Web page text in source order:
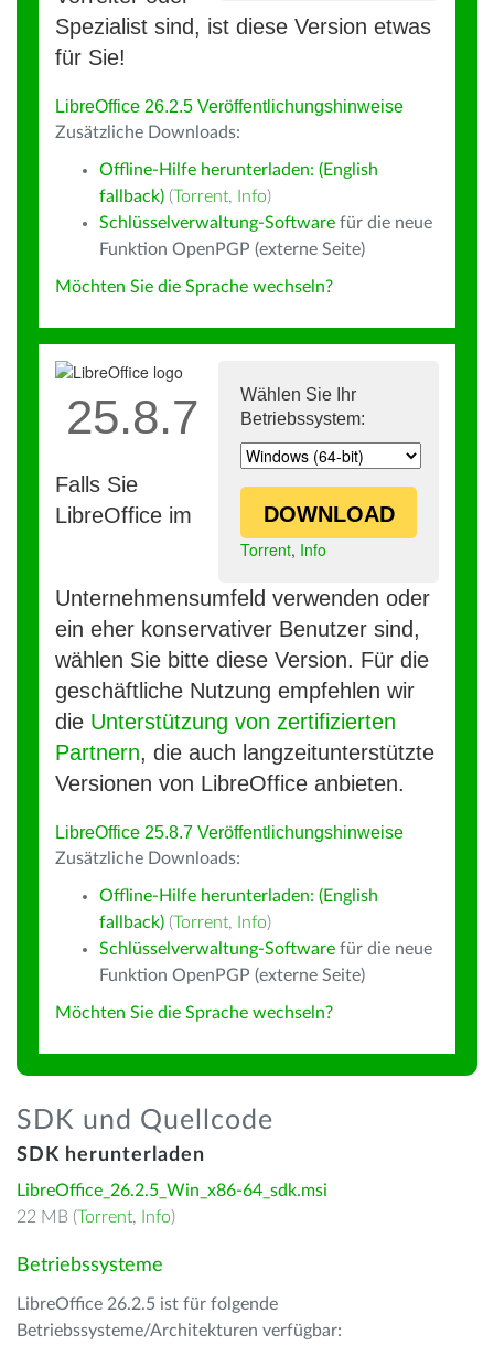
Spezialist sind, ist diese Version etwas
für Sie!
LibreOffice 26.2.5 Veröffentlichungshinweise
Zusätzliche Downloads:
Offline-Hilfe herunterladen: (English
fallback) (Torrent, Info)
Schlüsselverwaltung-Software für die neue
Funktion OpenPGP (externe Seite)
Möchten Sie die Sprache wechseln?
Wählen Sie Ihr
Betriebssystem:
DOWNLOAD
Torrent, Info
25.8.7
Falls Sie
LibreOffice im
Unternehmensumfeld verwenden oder
ein eher konservativer Benutzer sind,
wählen Sie bitte diese Version. Für die
geschäftliche Nutzung empfehlen wir
die Unterstützung von zertifizierten
Partnern, die auch langzeitunterstützte
Versionen von LibreOffice anbieten.
LibreOffice 25.8.7 Veröffentlichungshinweise
Zusätzliche Downloads:
Offline-Hilfe herunterladen: (English
fallback) (Torrent, Info)
Schlüsselverwaltung-Software für die neue
Funktion OpenPGP (externe Seite)
Möchten Sie die Sprache wechseln?
SDK und Quellcode
SDK herunterladen
LibreOffice_26.2.5_Win_x86-64_sdk.msi
22 MB (Torrent, Info)
Betriebssysteme
LibreOffice 26.2.5 ist für folgende
Betriebssysteme/Architekturen verfügbar: